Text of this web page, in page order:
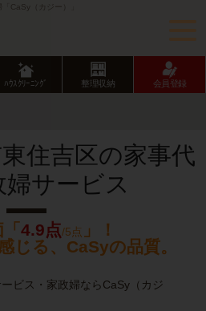
CaSy（カジー）」
ﾊｳｽｸﾘｰﾆﾝｸﾞ 整理収納 会員登録
住吉区の家事代
婦サービス
4.9点/5点
」！
じる、CaSyの品質。
ビス・家政婦ならCaSy（カジ